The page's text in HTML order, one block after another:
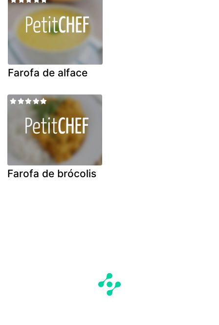
Farofa de alface
Farofa de brócolis